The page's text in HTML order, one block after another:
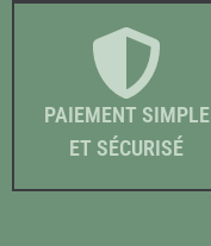
PAIEMENT SIMPLE
ET SÉCURISÉ